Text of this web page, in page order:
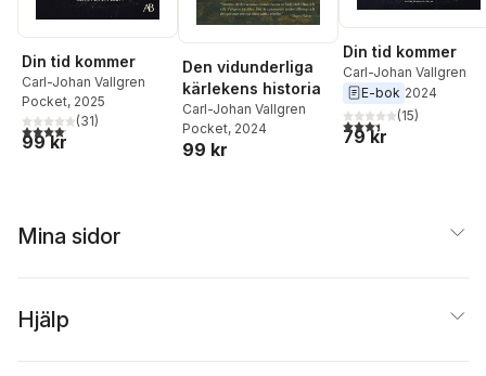
Din tid kommer
Carl-Johan Vallgren
Pocket, 2025
4,1utav 5 stjärnor. Totalt antal röster:
(31)
99 kr
Den vidunderliga
kärlekens historia
Carl-Johan Vallgren
Pocket, 2024
99 kr
Din tid kommer
Carl-Johan Vallgren
E-bok 2024
3,4utav 5 stjärnor.
(15)
79 kr
Mina sidor
Hjälp